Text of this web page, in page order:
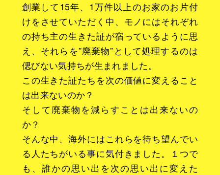
創業して15年、1万件以上のお家のお片付
けをさせていただく中、モノにはそれぞれ
の持ち主の生きた証が宿っているように思
え、それらを”廃棄物”として処理するのは
偲びない気持ちが生まれました。
この生きた証たちを次の価値に変えること
は出来ないのか？
そして廃棄物を減らすことは出来ないの
か？
そんな中、海外にはこれらを待ち望んでい
る人たちがいる事に気付きました。１つで
も、誰かの思い出を次の思い出に変えた